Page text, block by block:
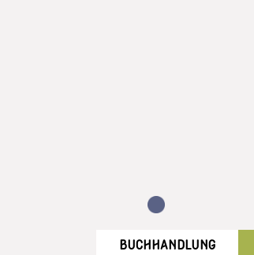
BUCHHANDLUNG